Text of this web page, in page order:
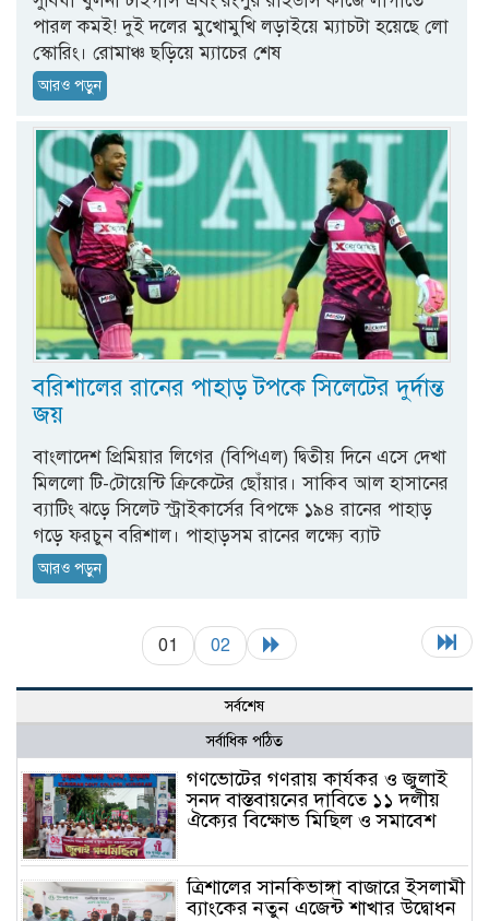
পারল কমই! দুই দলের মুখোমুখি লড়াইয়ে ম্যাচটা হয়েছে লো
স্কোরিং। রোমাঞ্চ ছড়িয়ে ম্যাচের শেষ
আরও পড়ুন
বরিশালের রানের পাহাড় টপকে সিলেটের দুর্দান্ত
জয়
বাংলাদেশ প্রিমিয়ার লিগের (বিপিএল) দ্বিতীয় দিনে এসে দেখা
মিললো টি-টোয়েন্টি ক্রিকেটের ছোঁয়ার। সাকিব আল হাসানের
ব্যাটিং ঝড়ে সিলেট স্ট্রাইকার্সের বিপক্ষে ১৯৪ রানের পাহাড়
গড়ে ফরচুন বরিশাল। পাহাড়সম রানের লক্ষ্যে ব্যাট
আরও পড়ুন
01 02
সর্বশেষ
সর্বাধিক পঠিত
গণভোটের গণরায় কার্যকর ও জুলাই
সনদ বাস্তবায়নের দাবিতে ১১ দলীয়
ঐক্যের বিক্ষোভ মিছিল ও সমাবেশ
ত্রিশালের সানকিভাঙ্গা বাজারে ইসলামী
ব্যাংকের নতুন এজেন্ট শাখার উদ্বোধন